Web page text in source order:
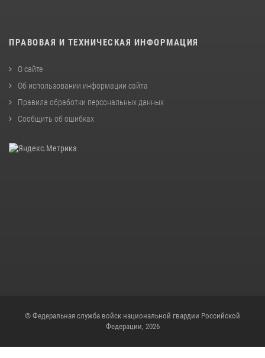
ПРАВОВАЯ И ТЕХНИЧЕСКАЯ ИНФОРМАЦИЯ
О сайте
Об использовании информации сайта
Правила обработки персональных данных
Сообщить об ошибках
© Федеральная служба войск национальной гвардии Российской
Федерации, 2026